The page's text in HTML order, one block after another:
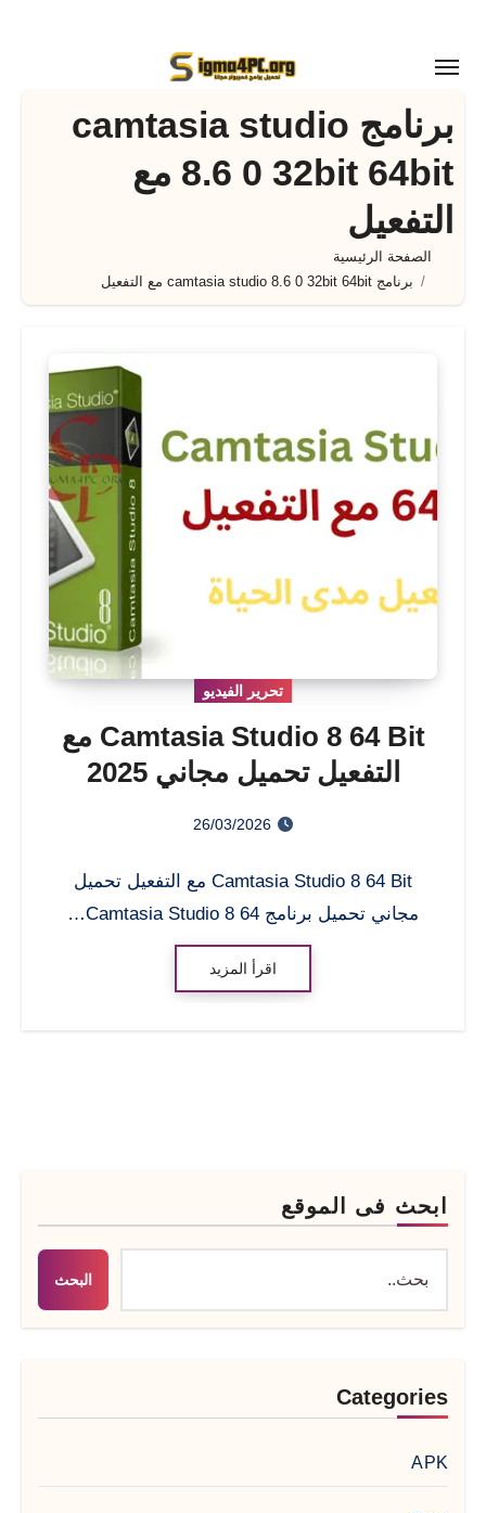
المحتوى
برنامج camtasia studio
8.6 0 32bit 64bit مع
التفعيل
الصفحة الرئيسية
برنامج camtasia studio 8.6 0 32bit 64bit مع التفعيل
تحرير الفيديو
Camtasia Studio 8 64 Bit مع
التفعيل تحميل مجاني 2025
26/03/2026
Camtasia Studio 8 64 Bit مع التفعيل تحميل
مجاني تحميل برنامج Camtasia Studio 8 64…
اقرأ المزيد
ابحث فى الموقع
البحث
Categories
APK